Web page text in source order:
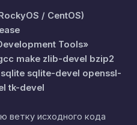
/ CentOS)
Tools»
make zlib-devel bzip2
sqlite-devel openssl-
tk-devel
ветку исходного кода